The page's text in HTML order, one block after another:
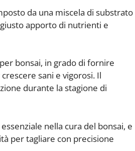
da una miscela di substrato
apporto di nutrienti e
bonsai, in grado di fornire
sani e vigorosi. Il
durante la stagione di
nella cura del bonsai, e
per tagliare con precisione